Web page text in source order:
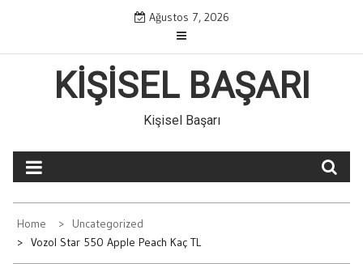
content
Ağustos 7, 2026
KIŞISEL BAŞARI
Kişisel Başarı
Home
Uncategorized
Vozol Star 550 Apple Peach Kaç TL